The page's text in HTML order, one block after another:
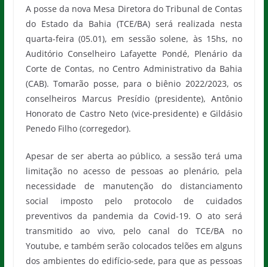
A posse da nova Mesa Diretora do Tribunal de Contas
do Estado da Bahia (TCE/BA) será realizada nesta
quarta-feira (05.01), em sessão solene, às 15hs, no
Auditório Conselheiro Lafayette Pondé, Plenário da
Corte de Contas, no Centro Administrativo da Bahia
(CAB). Tomarão posse, para o biênio 2022/2023, os
conselheiros Marcus Presídio (presidente), Antônio
Honorato de Castro Neto (vice-presidente) e Gildásio
Penedo Filho (corregedor).
Apesar de ser aberta ao público, a sessão terá uma
limitação no acesso de pessoas ao plenário, pela
necessidade de manutenção do distanciamento
social imposto pelo protocolo de cuidados
preventivos da pandemia da Covid-19. O ato será
transmitido ao vivo, pelo canal do TCE/BA no
Youtube, e também serão colocados telões em alguns
dos ambientes do edifício-sede, para que as pessoas